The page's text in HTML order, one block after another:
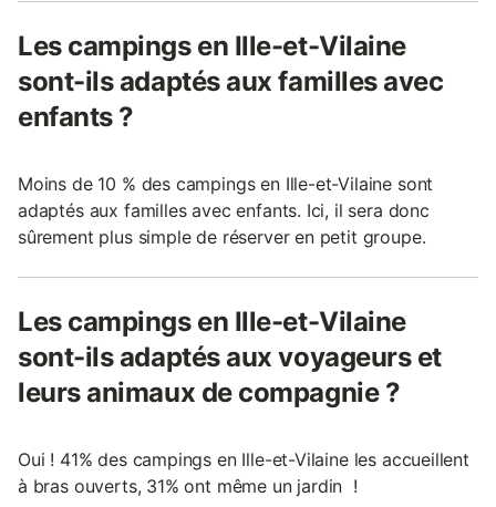
Les campings en Ille-et-Vilaine
sont-ils adaptés aux familles avec
enfants ?
Moins de 10 % des campings en Ille-et-Vilaine sont
adaptés aux familles avec enfants. Ici, il sera donc
sûrement plus simple de réserver en petit groupe.
Les campings en Ille-et-Vilaine
sont-ils adaptés aux voyageurs et
leurs animaux de compagnie ?
Oui ! 41% des campings en Ille-et-Vilaine les accueillent
à bras ouverts, 31% ont même un jardin !